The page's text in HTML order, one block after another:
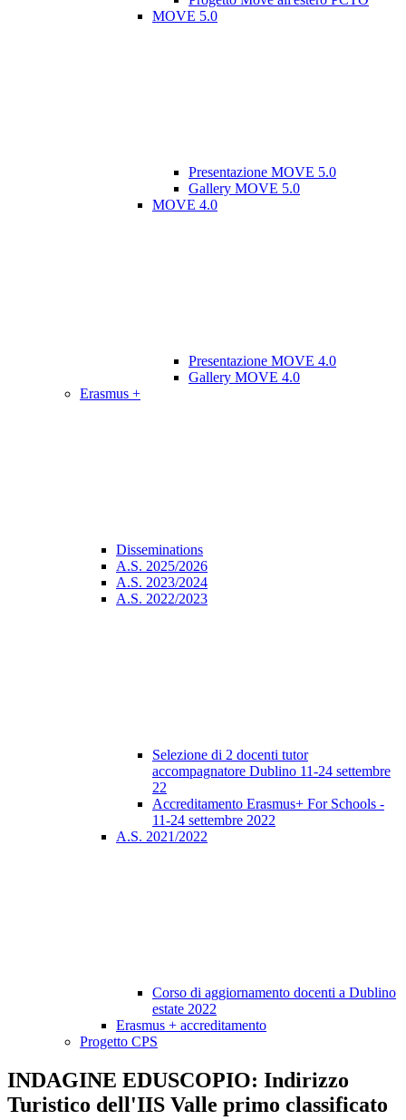
MOVE 5.0
Presentazione MOVE 5.0
Gallery MOVE 5.0
MOVE 4.0
Presentazione MOVE 4.0
Gallery MOVE 4.0
Erasmus +
Disseminations
A.S. 2025/2026
A.S. 2023/2024
A.S. 2022/2023
Selezione di 2 docenti tutor
accompagnatore Dublino 11-24 settembre
22
Accreditamento Erasmus+ For Schools -
11-24 settembre 2022
A.S. 2021/2022
Corso di aggiornamento docenti a Dublino
estate 2022
Erasmus + accreditamento
Progetto CPS
INDAGINE EDUSCOPIO: Indirizzo
Turistico dell'IIS Valle primo classificato